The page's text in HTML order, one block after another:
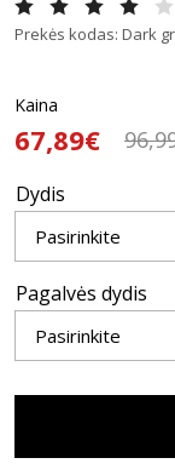
Prekės kodas: Dark
Kaina
67,89€
Dydis
Pagalvės dydis